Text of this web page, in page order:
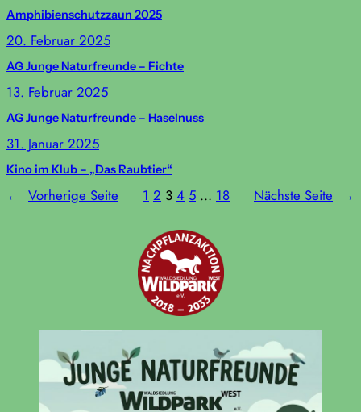
Amphibienschutzzaun 2025
20. Februar 2025
AG Junge Naturfreunde – Fichte
13. Februar 2025
AG Junge Naturfreunde – Haselnuss
31. Januar 2025
Kino im Klub – „Das Raubtier“
← Vorherige Seite 1 2 3 4 5 … 18 Nächste Seite →